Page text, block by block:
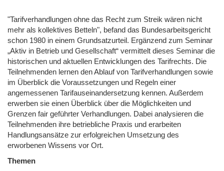
"Tarifverhandlungen ohne das Recht zum Streik wären nicht
mehr als kollektives Betteln", befand das Bundesarbeitsgericht
schon 1980 in einem Grundsatzurteil. Ergänzend zum Seminar
„Aktiv in Betrieb und Gesellschaft“ vermittelt dieses Seminar die
historischen und aktuellen Entwicklungen des Tarifrechts. Die
Teilnehmenden lernen den Ablauf von Tarifverhandlungen sowie
im Überblick die Voraussetzungen und Regeln einer
angemessenen Tarifauseinandersetzung kennen. Außerdem
erwerben sie einen Überblick über die Möglichkeiten und
Grenzen fair geführter Verhandlungen. Dabei analysieren die
Teilnehmenden ihre betriebliche Praxis und erarbeiten
Handlungsansätze zur erfolgreichen Umsetzung des
erworbenen Wissens vor Ort.
Themen